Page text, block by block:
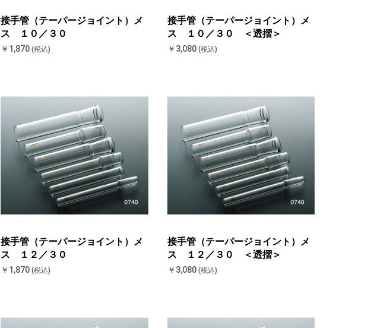
接手管（テーパージョイント）メ
ス １０／３０
￥1,870 (税込)
接手管（テーパージョイント）メ
ス １０／３０ ＜透摺＞
￥3,080 (税込)
接手管（テーパージョイント）メ
ス １２／３０
￥1,870 (税込)
接手管（テーパージョイント）メ
ス １２／３０ ＜透摺＞
￥3,080 (税込)